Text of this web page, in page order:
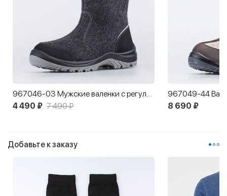
967046-03 Мужские валенки с регулировкой объема
4 490 ₽ 7 490 ₽ 8 690 ₽
Добавьте к заказу